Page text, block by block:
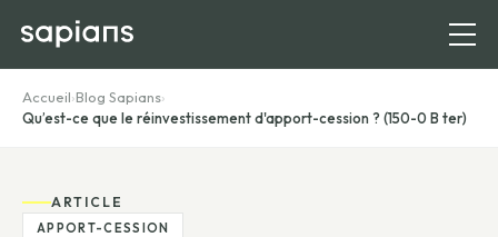
Accueil›Blog Sapians›
Qu’est-ce que le réinvestissement d'apport-cession ? (150-0 B ter)
ARTICLE
APPORT-CESSION